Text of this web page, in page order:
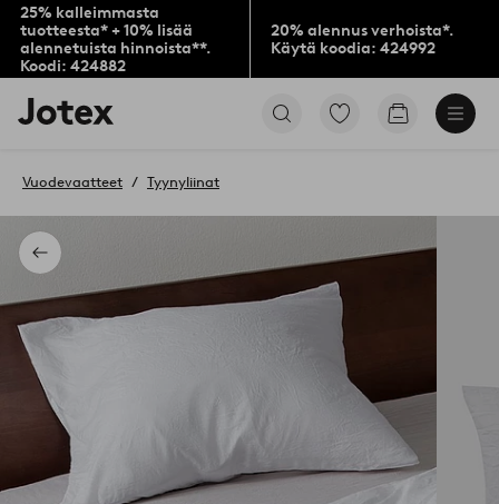
25% kalleimmasta
tuotteesta* + 10% lisää
alennetuista hinnoista**.
Koodi: 424882
20% alennus verhoista*.
Käytä koodia: 424992
Jotex-
logo
aloitussivulle
Siirry
Siirry
Takaisin
Vuodevaatteet Tyynyliinat